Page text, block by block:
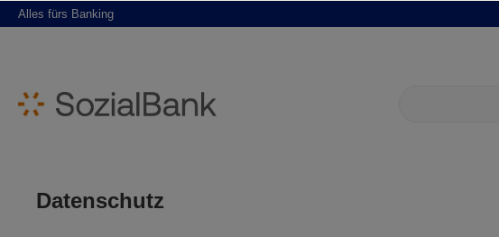
Zur Hauptnavigation springen
Alles fürs Banking
Datenschutz